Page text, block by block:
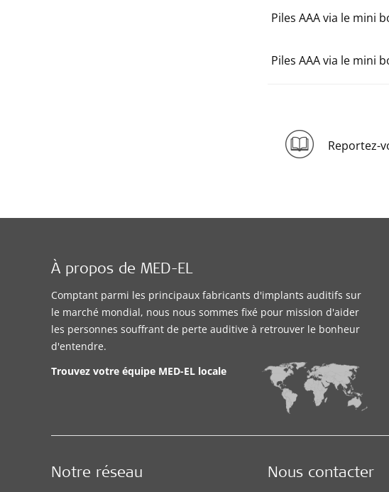
Piles AAA via le mini
Piles AAA via le mini
Reportez-
À propos de MED-EL
Comptant parmi les principaux fabricants d'implants auditifs sur
le marché mondial, nous nous sommes fixé pour mission d'aider
les personnes souffrant de perte auditive à retrouver le bonheur
d'entendre.
Trouvez votre équipe MED-EL locale
Notre réseau Nous contacter